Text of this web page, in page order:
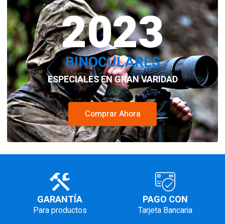
2023
BINOCULARES
ESPECIALES EN GRAN VARIDAD
Comprar Ahora
GARANTÍA
Para productos
PAGO CON
Tarjeta Bancaria